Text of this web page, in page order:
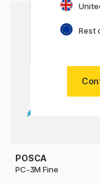
45
POSCA
PC-3M Fine
Rest